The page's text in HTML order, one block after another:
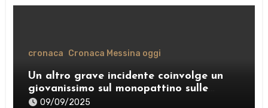
cronaca Cronaca Messina oggi
Un altro grave incidente coinvolge un
giovanissimo sul monopattino sulle
strade di Messina
09/09/2025